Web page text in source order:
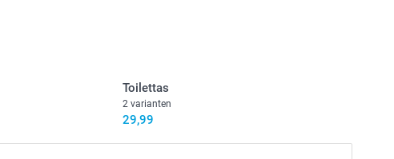
Toilettas
2 varianten
29,99